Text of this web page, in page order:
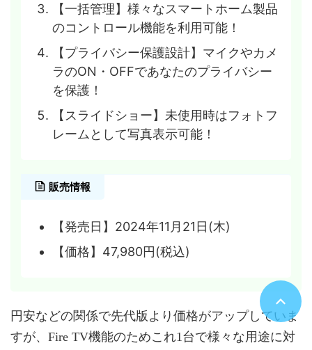
【一括管理】様々なスマートホーム製品
のコントロール機能を利用可能！
【プライバシー保護設計】マイクやカメ
ラのON・OFFであなたのプライバシー
を保護！
【スライドショー】未使用時はフォトフ
レームとして写真表示可能！
販売情報
【発売日】2024年11月21日(木)
【価格】47,980円(税込)
円安などの関係で先代版より価格がアップしていま
すが、Fire TV機能のためこれ1台で様々な用途に対